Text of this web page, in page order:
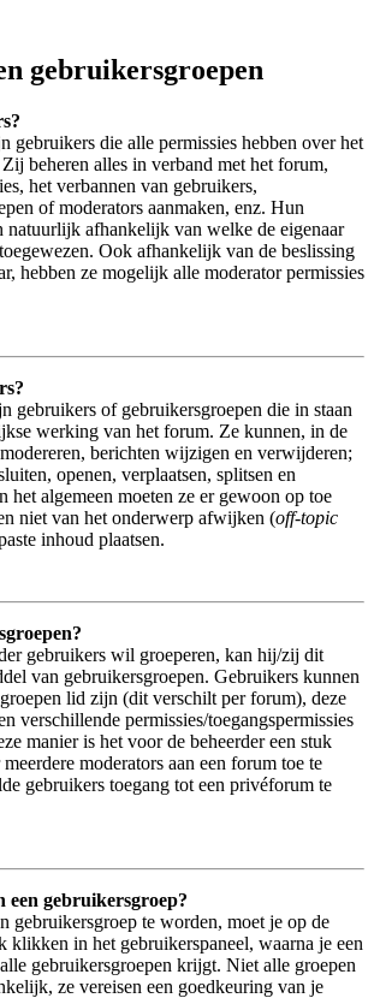
gebruikersgroepen
gebruikers die alle permissies hebben over het
beheren alles in verband met het forum,
het verbannen van gebruikers,
of moderators aanmaken, enz. Hun
natuurlijk afhankelijk van welke de eigenaar
Ook afhankelijk van de beslissing
hebben ze mogelijk alle moderator permissies
gebruikers of gebruikersgroepen die in staan
werking van het forum. Ze kunnen, in de
berichten wijzigen en verwijderen;
openen, verplaatsen, splitsen en
het algemeen moeten ze er gewoon op toe
niet van het onderwerp afwijken (off-topic
inhoud plaatsen.
gebruikers wil groeperen, kan hij/zij dit
van gebruikersgroepen. Gebruikers kunnen
lid zijn (dit verschilt per forum), deze
verschillende permissies/toegangspermissies
manier is het voor de beheerder een stuk
moderators aan een forum toe te
gebruikers toegang tot een privéforum te
gebruikersgroep?
gebruikersgroep te worden, moet je op de
klikken in het gebruikerspaneel, waarna je een
gebruikersgroepen krijgt. Niet alle groepen
ze vereisen een goedkeuring van je